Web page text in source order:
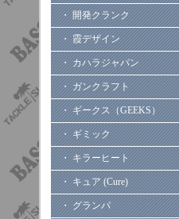
・ 開発クランク
・ 霞デザイン
・ カハラジャパン
・ ガンクラフト
・ ギークス（GEEKS）
・ ギミック
・ キラーヒート
・ キュア (Cure)
・ グランパ